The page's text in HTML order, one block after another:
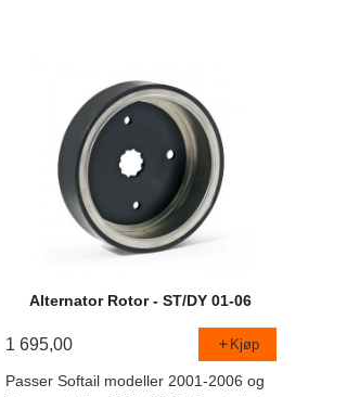
Alternator Rotor - ST/DY 01-06
1 695,00 Kjøp
Passer Softail modeller 2001-2006 og